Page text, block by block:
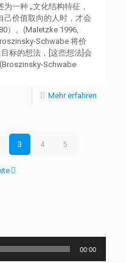
为一种 „文化结构特征，
己价值取向的人时，才会
）。(Maletzke 1996,
Schwabe 将价
标的想法，[这些想法]会
Schwabe
Mehr erfahren
3 4 5
00:00